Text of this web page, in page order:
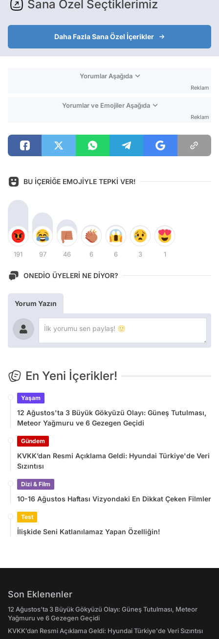
Sana Özel Seçtiklerimiz
Daha Fazla Sana Özel İçerikler
Yorumlar Aşağıda
Reklam
Yorumlar ve Emojiler Aşağıda
Reklam
BU İÇERİĞE EMOJİYLE TEPKİ VER!
191 97 46 6 6 3 1
ONEDİO ÜYELERİ NE DİYOR?
Yorum Yazın
En Yeni İçerikler!
Yaşam
12 Ağustos'ta 3 Büyük Gökyüzü Olayı: Güneş Tutulması,
Meteor Yağmuru ve 6 Gezegen Geçidi
Gündem
KVKK’dan Resmi Açıklama Geldi: Hyundai Türkiye'de Veri
Sızıntısı
Dizi & Film
10-16 Ağustos Haftası Vizyondaki En Dikkat Çeken Filmler
Test
İlişkide Seni Katlanılamaz Yapan Özelliğin!
Son Eklenenler
12 Ağustos'ta 3 Büyük Gökyüzü Olayı: Güneş Tutulması, Meteor
Yağmuru ve 6 Gezegen Geçidi
KVKK’dan Resmi Açıklama Geldi: Hyundai Türkiye'de Veri Sızıntısı